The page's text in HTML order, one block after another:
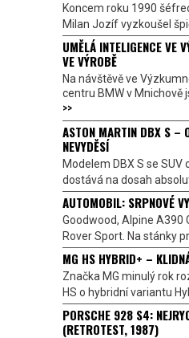
Koncem roku 1990
Milan Jozíf vyzkoušel
UMĚLÁ INTELIGENCE VE
VE VÝROBĚ
Na návštěvě ve
centru BMW v Mnichově
>>
ASTON MARTIN DBX S –
NEVYDĚSÍ
Modelem DBX S se
dostává na dosah
AUTOMOBIL: SRPNOVÉ
Goodwood, Alpine A390
Rover Sport. Na stánky
MG HS HYBRID+ –
Značka MG minulý rok
HS o hybridní variantu
PORSCHE 928 S4:
(RETROTEST, 1987)